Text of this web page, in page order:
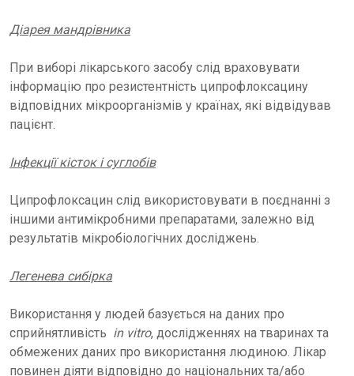
Діарея мандрівника
При виборі лікарського засобу слід враховувати
інформацію про резистентність ципрофлоксацину
відповідних мікроорганізмів у країнах, які відвідував
пацієнт.
Інфекції кісток і суглобів
Ципрофлоксацин слід використовувати в поєднанні з
іншими антимікробними препаратами, залежно від
результатів мікробіологічних досліджень.
Легенева сибірка
Використання у людей базується на даних про
сприйнятливість in vitro, дослідженнях на тваринах та
обмежених даних про використання людиною. Лікар
повинен діяти відповідно до національних та/або